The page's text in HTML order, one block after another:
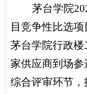
茅台学院
目竞争性比选
茅台学院行政
家供应商到场
综合评审环节